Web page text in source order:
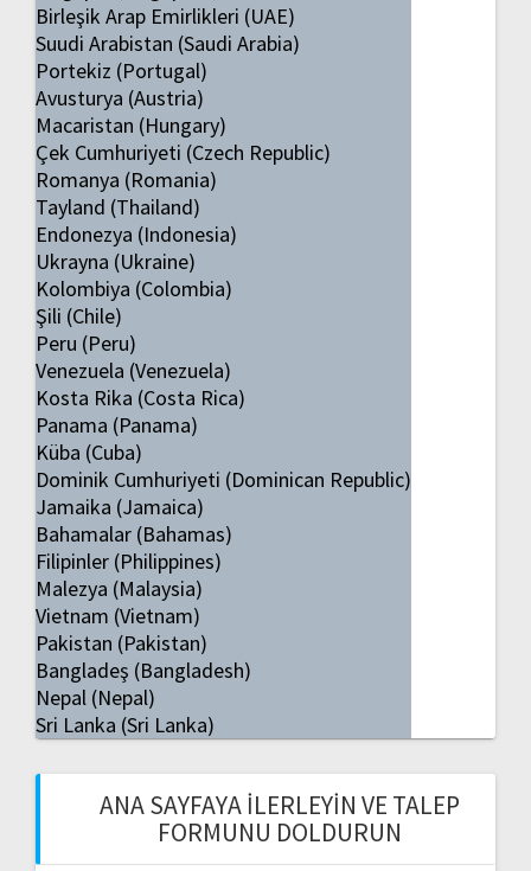
Birleşik Arap Emirlikleri (UAE)
Suudi Arabistan (Saudi Arabia)
Portekiz (Portugal)
Avusturya (Austria)
Macaristan (Hungary)
Çek Cumhuriyeti (Czech Republic)
Romanya (Romania)
Tayland (Thailand)
Endonezya (Indonesia)
Ukrayna (Ukraine)
Kolombiya (Colombia)
Şili (Chile)
Peru (Peru)
Venezuela (Venezuela)
Kosta Rika (Costa Rica)
Panama (Panama)
Küba (Cuba)
Dominik Cumhuriyeti (Dominican Republic)
Jamaika (Jamaica)
Bahamalar (Bahamas)
Filipinler (Philippines)
Malezya (Malaysia)
Vietnam (Vietnam)
Pakistan (Pakistan)
Bangladeş (Bangladesh)
Nepal (Nepal)
Sri Lanka (Sri Lanka)
ANA SAYFAYA İLERLEYIN VE TALEP
FORMUNU DOLDURUN